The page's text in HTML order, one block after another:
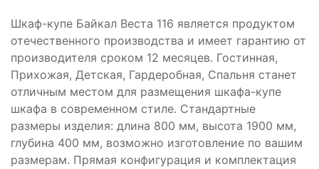
Шкаф-купе Байкал Веста 116 является продуктом
отечественного производства и имеет гарантию от
производителя сроком 12 месяцев. Гостинная,
Прихожая, Детская, Гардеробная, Спальня станет
отличным местом для размещения шкафа-купе
шкафа в современном стиле. Стандартные
размеры изделия: длина 800 мм, высота 1900 мм,
глубина 400 мм, возможно изготовление по вашим
размерам. Прямая конфигурация и комплектация